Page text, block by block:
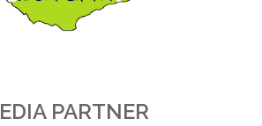
PARTNER